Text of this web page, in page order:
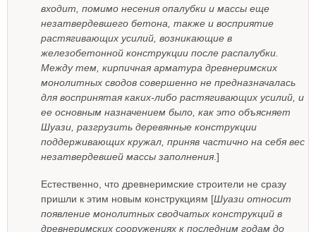
входит, помимо несения опалубки и массы еще
незатвердевшего бетона, также и восприятие
растягивающих усилий, возникающие в
железобетонной конструкции после распалубки.
Между тем, кирпичная арматура древнеримских
монолитных сводов совершенно не предназначалась
для воспринятая каких-либо растягивающих усилий, и
ее основным назначением было, как это объясняет
Шуази, разгрузить деревянные конструкции
поддерживающих кружал, приняв частично на себя вес
незатвердевшей массы заполнения.]
Естественно, что древнеримские строители не сразу
пришли к этим новым конструкциям [Шуази относит
появление монолитных сводчатых конструкций в
древнеримских сооружениях к последним годам до